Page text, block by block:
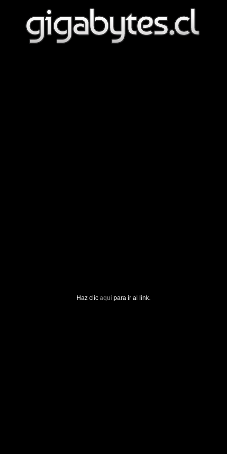
Haz clic aquí para ir al link.